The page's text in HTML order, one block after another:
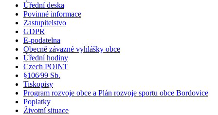
Úřední deska
Povinné informace
Zastupitelstvo
GDPR
E-podatelna
Obecně závazné vyhlášky obce
Úřední hodiny
Czech POINT
§106⁄99 Sb.
Tiskopisy
Program rozvoje obce a Plán rozvoje sportu obce Bordovice
Poplatky
Životní situace